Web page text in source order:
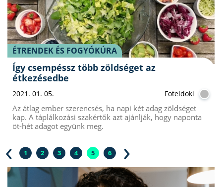
ÉTRENDEK ÉS FOGYÓKÚRA
Így csempéssz több zöldséget az
étkezésedbe
2021. 01. 05. Foteldoki
Az átlag ember szerencsés, ha napi két adag zöldséget
kap. A táplálkozási szakértők azt ajánlják, hogy naponta
öt-hét adagot együnk meg.
‹ 1 2 3 4 5 6 ›